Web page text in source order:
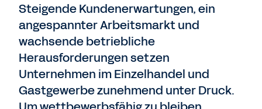
Steigende Kundenerwartungen, ein
angespannter Arbeitsmarkt und
wachsende betriebliche
Herausforderungen setzen
Unternehmen im Einzelhandel und
Gastgewerbe zunehmend unter Druck.